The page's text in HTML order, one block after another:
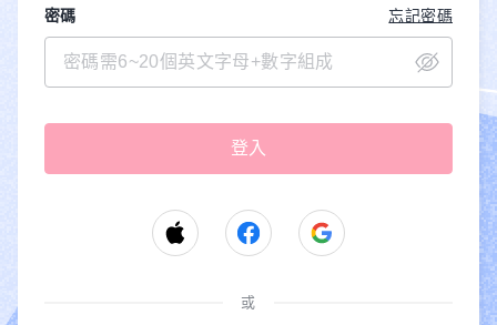
密碼 忘記密碼
或